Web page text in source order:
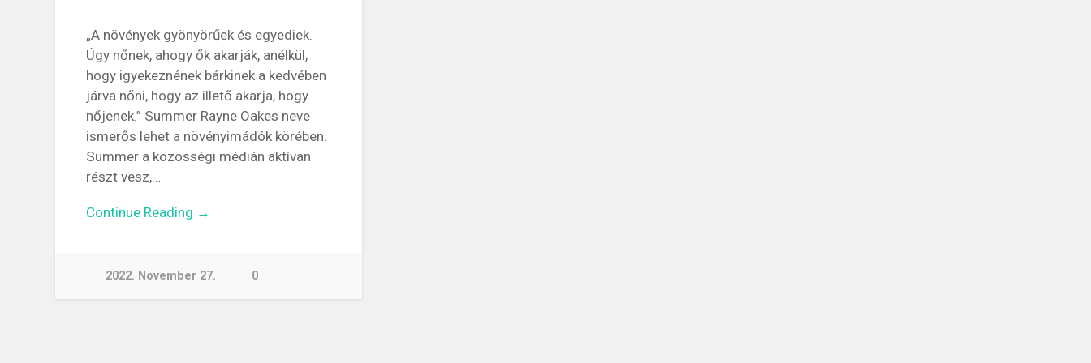
„A növények gyönyörűek és egyediek.
Úgy nőnek, ahogy ők akarják, anélkül,
hogy igyekeznének bárkinek a kedvében
járva nőni, hogy az illető akarja, hogy
nőjenek.” Summer Rayne Oakes neve
ismerős lehet a növényimádók körében.
Summer a közösségi médián aktívan
részt vesz,…
Continue Reading →
2022. November 27. 0